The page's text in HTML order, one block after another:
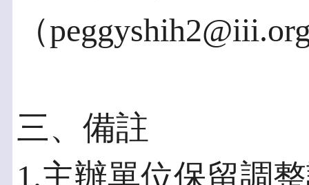
（
三、備註
1.主辦單位保留調